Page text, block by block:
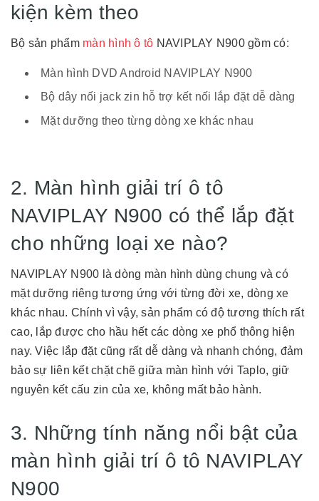
kiện kèm theo
Bộ sản phẩm màn hình ô tô NAVIPLAY N900 gồm có:
Màn hình DVD Android NAVIPLAY N900
Bộ dây nối jack zin hỗ trợ kết nối lắp đặt dễ dàng
Mặt dưỡng theo từng dòng xe khác nhau
2. Màn hình giải trí ô tô
NAVIPLAY N900 có thể lắp đặt
cho những loại xe nào?
NAVIPLAY N900 là dòng màn hình dùng chung và có
mặt dưỡng riêng tương ứng với từng đời xe, dòng xe
khác nhau. Chính vì vậy, sản phẩm có độ tương thích rất
cao, lắp được cho hầu hết các dòng xe phổ thông hiện
nay. Việc lắp đặt cũng rất dễ dàng và nhanh chóng, đảm
bảo sự liên kết chặt chẽ giữa màn hình với Taplo, giữ
nguyên kết cấu zin của xe, không mất bảo hành.
3. Những tính năng nổi bật của
màn hình giải trí ô tô NAVIPLAY
N900